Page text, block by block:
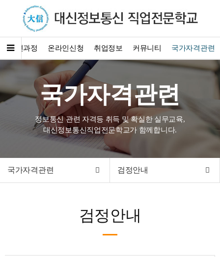
훈련과정 온라인신청 취업정보 커뮤니티 국가자격관련
국가자격관련
정보통신 관련 자격등 취득 및 확실한 실무교육,
대신정보통신직업전문학교가 함께합니다.
국가자격관련 검정안내
검정안내